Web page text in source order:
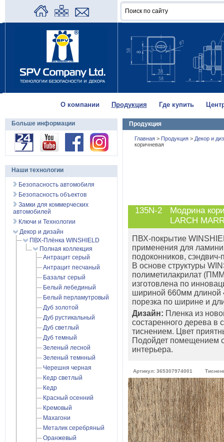
О компании Продукция Где купить
Продукция
Главная > Продукция > Декор и
коричневая
135N-2
Модрина
LARCH
ПВХ-покрытие
применения для
подоконников,
В основе структуры
полиметилакрилат
изготовлена по
шириной 660мм длиной
порезка по ширине и
Дизайн: Пленка из
состаренного дерева
тиснением. Цвет
Подойдет помещением
интерьера.
Артикул: 365307974001
Больше информации
Наши технологии
Безопасность автомобиля
Безопасность объектов
Замки для коммерческих
автомобилей
Ключи и Технологии
Декор и дизайн
ПВХ-Плёнка WINSHIELD
Полная коллекция
Антрацит серый
Антрацит песчаный
Базальт серый
Белый лебединый
Белый перламутровый
Дуб золотой
Дуб рустикальный
Дуб светлый
Дуб темный
Зеленый лесной
Зеленый темнный
Черешня черная
Кедр светлый
Кедр
Красный осенний
Кремовый
Махагони
Металик серебряный
Оранжевый